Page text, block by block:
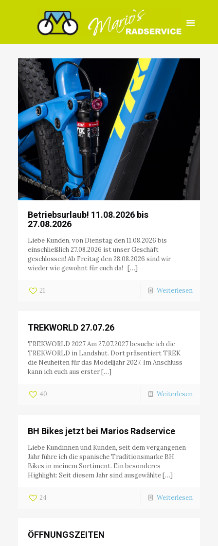
Betriebsurlaub! 11.08.2026 bis
27.08.2026
Liebe Kunden, von Dienstag den 11.08.2026 bis
einschließlich 27.08.2026 ist unser Geschäft
geschlossen! Ab Freitag den 28.08.2026 sind wir
wieder wie gewohnt für euch da! […]
21 Weiterlesen
TREKWORLD 27.07.26
TREKWORLD 2027 Am 27.07.2027 besuche ich die
TREKWORLD in Landshut. Dort präsentiert TREK
die Neuheiten für das Modelljahr 2027. Im Anschluss
kann ich euch aus erster […]
40 Weiterlesen
BH Bikes jetzt bei Marios Radservice
Liebe Kundinnen und Kunden, seit dem vergangenen
Jahr führe ich die spanische Traditionsmarke BH
Bikes in meinem Sortiment. Ein besonderes
Highlight: Seit diesem Jahr sind ausgewählte […]
24 Weiterlesen
ÖFFNUNGSZEITEN